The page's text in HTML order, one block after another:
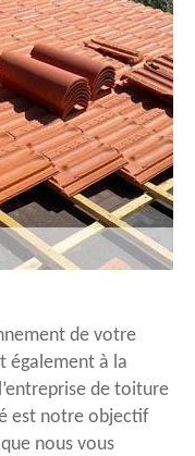
de votre
également à la
de toiture
est notre objectif
nous vous